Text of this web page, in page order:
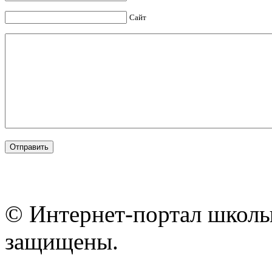
Сайт
© Интернет-портал
защищены.